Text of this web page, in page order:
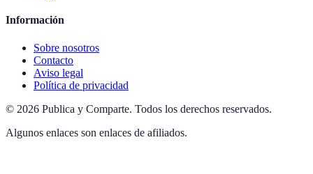
Información
Sobre nosotros
Contacto
Aviso legal
Política de privacidad
© 2026 Publica y Comparte. Todos los derechos reservados.
Algunos enlaces son enlaces de afiliados.